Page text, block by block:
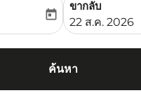
date-aria-label
today
ขากลับ
fc-booking-
22 ส.ค. 2026
ค้นหา